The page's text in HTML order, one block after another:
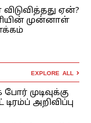
ஏன்?
முன்னாள்
EXPLORE ALL
முடிவுக்கு
அறிவிப்பு